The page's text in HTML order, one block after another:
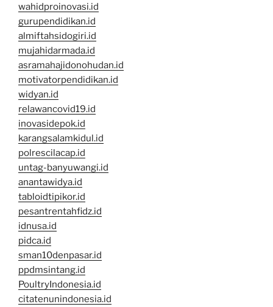
wahidproinovasi.id
gurupendidikan.id
almiftahsidogiri.id
mujahidarmada.id
asramahajidonohudan.id
motivatorpendidikan.id
widyan.id
relawancovid19.id
inovasidepok.id
karangsalamkidul.id
polrescilacap.id
untag-banyuwangi.id
anantawidya.id
tabloidtipikor.id
pesantrentahfidz.id
idnusa.id
pidca.id
sman10denpasar.id
ppdmsintang.id
PoultryIndonesia.id
citatenunindonesia.id